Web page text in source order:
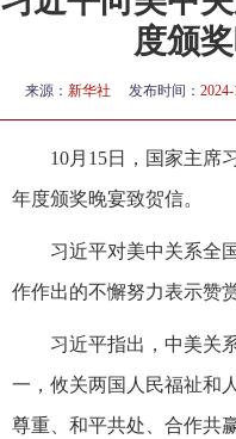
度颁
来源： 新华社 发布时间：
10月15日，国家主席
年度颁奖晚宴致贺信。
习近平对美中关系全
作作出的不懈努力表示赞
习近平指出，中美关
一，攸关两国人民福祉和
尊重、和平共处、合作共